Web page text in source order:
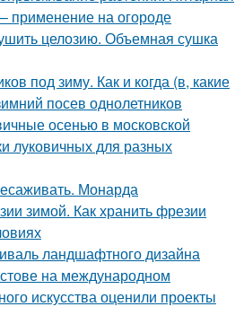
применение на огороде
целозию. Объемная сушка
под зиму. Как и когда (в, какие
посев однолетников
осенью в московской
луковичных для разных
Монарда
зимой. Как хранить фрезии
ландшафтного дизайна
на международном
искусства оценили проекты